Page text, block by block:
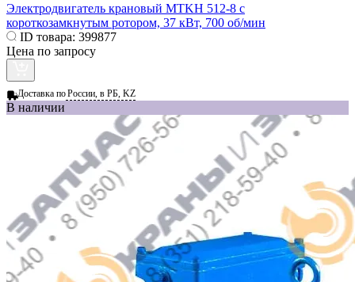
Электродвигатель крановый МТKН 512-8 с
короткозамкнутым ротором, 37 кВт, 700 об/мин
ID товара: 399877
Цена по запросу
Доставка поРоссии, в РБ, KZ
В наличии